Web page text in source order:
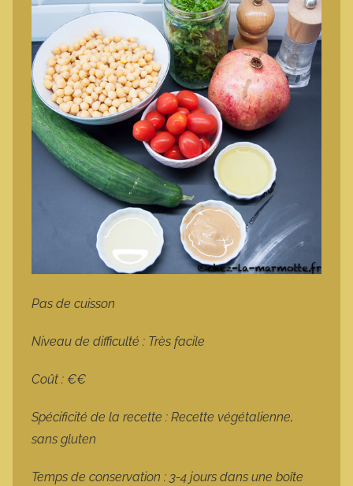
Pas de cuisson
Niveau de difficulté : Très facile
Coût : €€
Spécificité de la recette : Recette végétalienne,
sans gluten
Temps de conservation : 3-4 jours dans une boîte